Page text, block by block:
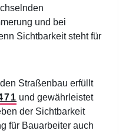
und bei
Sichtbarkeit steht für
Straßenbau erfüllt
und gewährleistet
der Sichtbarkeit
für Bauarbeiter auch